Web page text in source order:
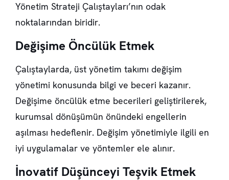
Yönetim Strateji Çalıştayları’nın odak
noktalarından biridir.
Değişime Öncülük Etmek
Çalıştaylarda, üst yönetim takımı değişim
yönetimi konusunda bilgi ve beceri kazanır.
Değişime öncülük etme becerileri geliştirilerek,
kurumsal dönüşümün önündeki engellerin
aşılması hedeflenir. Değişim yönetimiyle ilgili en
iyi uygulamalar ve yöntemler ele alınır.
İnovatif Düşünceyi Teşvik Etmek